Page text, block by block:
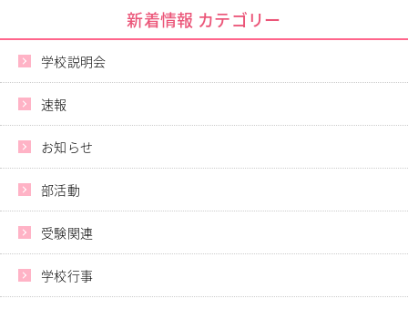
総合進学コース
総合スポーツコース
高等学校教育
校内塾
ダンスパフォーマンス専攻
キャリア教育
進路指導
その他の教育
高校入試関係
制服紹介
新着情報 カテゴリー
学校説明会
速報
お知らせ
部活動
受験関連
学校行事